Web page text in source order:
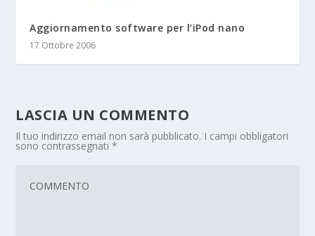
Aggiornamento software per l’iPod nano
17 Ottobre 2006
LASCIA UN COMMENTO
Il tuo indirizzo email non sarà pubblicato. I campi obbligatori
sono contrassegnati*